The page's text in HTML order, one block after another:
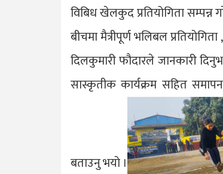
विबिध खेलकुद प्रतियोगिता
बीचमा मैत्रीपूर्ण भलिबल
दिलकुमारी फौदारले जानकारी
सास्कृतीक कार्यक्रम सहित
बताउनु भयो ।